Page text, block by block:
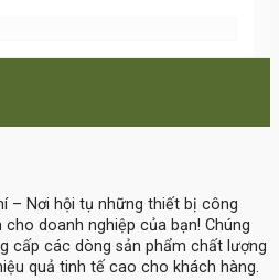
– Nơi hội tụ những thiết bị công
doanh nghiệp của bạn! Chúng
cấp các dòng sản phẩm chất lượng
quả tinh tế cao cho khách hàng.